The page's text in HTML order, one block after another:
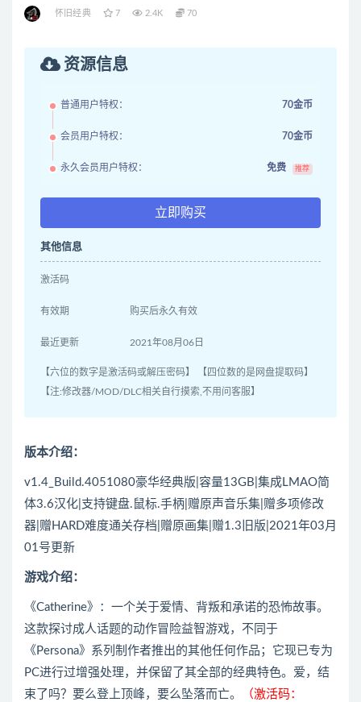
怀旧经典 7 2.4K 70
资源信息
普通用户特权： 70金币
会员用户特权： 70金币
永久会员用户特权： 免费 推荐
立即购买
其他信息
激活码
有效期 购买后永久有效
最近更新 2021年08月06日
【六位的数字是激活码或解压密码】 【四位数的是网盘提取码】
【注:修改器/MOD/DLC相关自行摸索,不用问客服】
版本介绍：
v1.4_Build.4051080豪华经典版|容量13GB|集成LMAO简
体3.6汉化|支持键盘.鼠标.手柄|赠原声音乐集|赠多项修改
器|赠HARD难度通关存档|赠原画集|赠1.3旧版|2021年03月
01号更新
游戏介绍：
《Catherine》：一个关于爱情、背叛和承诺的恐怖故事。
这款探讨成人话题的动作冒险益智游戏，不同于
《Persona》系列制作者推出的其他任何作品；它现已专为
PC进行过增强处理，并保留了其全部的经典特色。爱，结
束了吗？要么登上顶峰，要么坠落而亡。
（激活码：